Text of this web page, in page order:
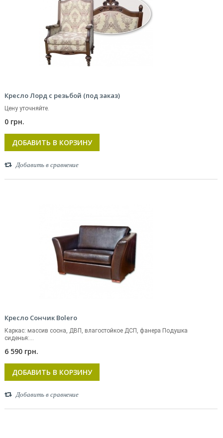
Кресло Лорд с резьбой (под заказ)
Цену уточняйте.
0 грн.
ДОБАВИТЬ В КОРЗИНУ
Добавить в сравнение
Кресло Сончик Bolero
Каркас: массив сосна, ДВП, влагостойкое ДСП, фанера Подушка
сиденья:...
6 590 грн.
ДОБАВИТЬ В КОРЗИНУ
Добавить в сравнение